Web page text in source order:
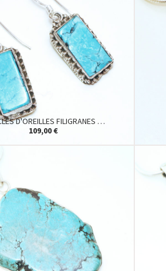
D'OREILLES FILIGRANES …
109,00 €